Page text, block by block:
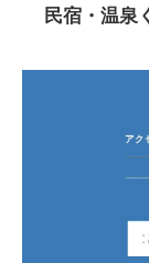
民宿・温泉